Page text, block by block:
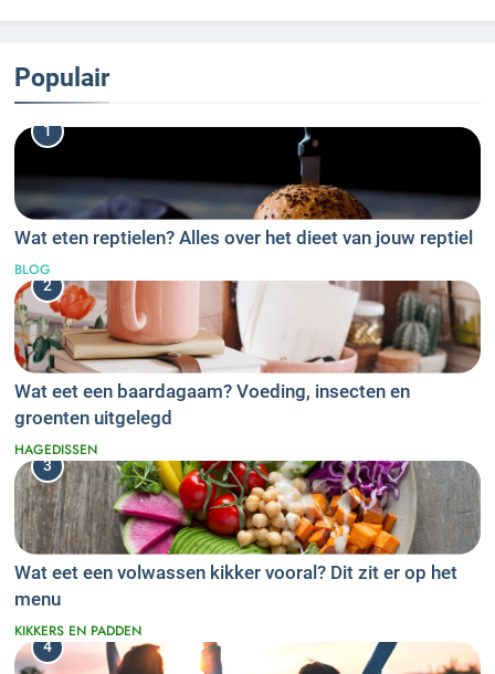
Populair
1
Wat eten reptielen? Alles over het dieet van jouw reptiel
BLOG
2
Wat eet een baardagaam? Voeding, insecten en
groenten uitgelegd
HAGEDISSEN
3
Wat eet een volwassen kikker vooral? Dit zit er op het
menu
KIKKERS EN PADDEN
4